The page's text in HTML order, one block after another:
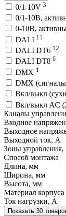
0/1-10V 3
0/1-10В,
0-10В,
DALI 11
DALI DT6 12
DALI DT8 6
DMX 1
DMX
Вкл/выкл
Вкл/выкл AC
Каналы
Входное
Выходное
Выходной ток, A
Зоны управления,
Способ монтажа
Длина, мм
Ширина, мм
Высота, мм
Материал корпуса
Ток нагрузки, A
Показать 30